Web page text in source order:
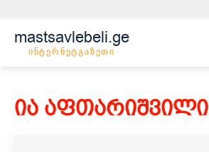
mastsavlebeli.ge
ინტერნეტგაზეთი
ია აფთარიშვილი